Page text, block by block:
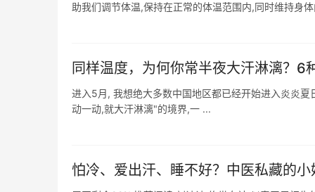
助我们调节体温,保持在正常的体温范围内,同时维持身
同样温度，为何你常半夜大汗淋漓？6
进入5月, 我想绝大多数中国地区都已经开始进入炎炎
动一动,就大汗淋漓"的境界,一 ...
怕冷、爱出汗、睡不好？中医私藏的